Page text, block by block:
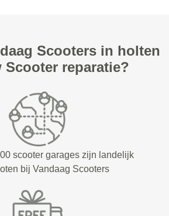
Scooters in holten
Scooter reparatie?
scooter garages zijn landelijk
bij Vandaag Scooters